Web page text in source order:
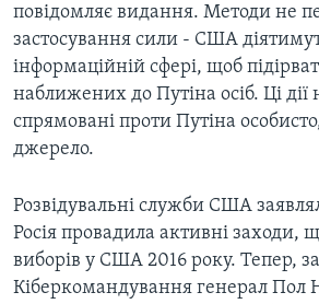
повідомляє видання. Методи не
застосування сили - США
інформаційній сфері, щоб
наближених до Путіна осіб. Ці дії
спрямовані проти Путіна
джерело.
Розвідувальні служби США
Росія провадила активні заходи,
виборів у США 2016 року. Тепер,
Кіберкомандування генерал